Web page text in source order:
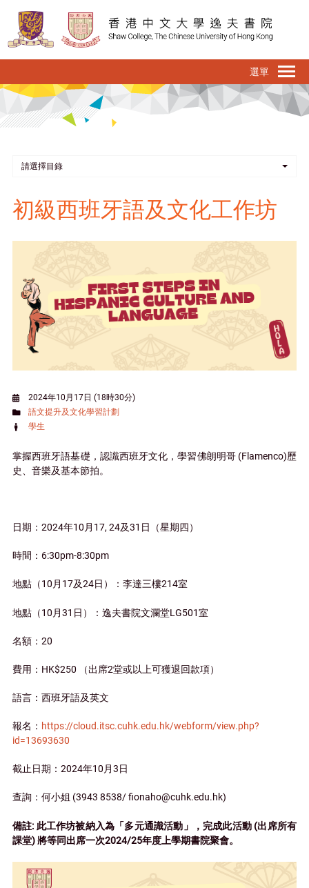
請選擇目錄
初級西班牙語及文化工作坊
2024年10月17日 (18時30分)
語文提升及文化學習計劃
學生
掌握西班牙語基礎，認識西班牙文化，學習佛朗明哥 (Flamenco)歷
史、音樂及基本節拍。
日期：2024年10月17, 24及31日（星期四）
時間：6:30pm-8:30pm
地點（10月17及24日）：李達三樓214室
地點（10月31日）：逸夫書院文瀾堂LG501室
名額：20
費用：HK$250 （出席2堂或以上可獲退回款項）
語言：西班牙語及英文
報名： https://cloud.itsc.cuhk.edu.hk/webform/view.php?
id=13693630
截止日期：2024年10月3日
查詢：何小姐 (3943 8538/ fionaho@cuhk.edu.hk)
備註: 此工作坊被納入為「多元通識活動」，完成此活動 (出席所有
課堂) 將等同出席一次2024/25年度上學期書院聚會。